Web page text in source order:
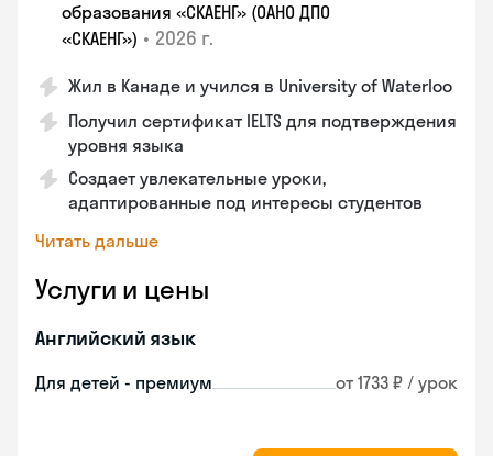
образования «СКАЕНГ» (ОАНО ДПО
«СКАЕНГ») • 2026 г.
Жил в Канаде и учился в University of Waterloo
Получил сертификат IELTS для подтверждения
уровня языка
Создает увлекательные уроки,
адаптированные под интересы студентов
Читать дальше
Услуги и цены
Английский язык
Для детей - премиум от 1733 ₽ / урок